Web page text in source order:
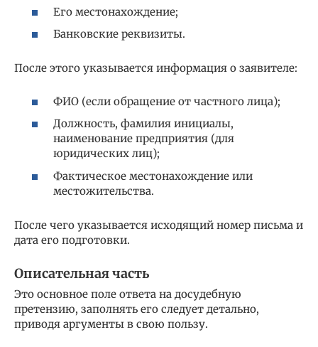
Его местонахождение;
Банковские реквизиты.
После этого указывается информация о заявителе:
ФИО (если обращение от частного лица);
Должность, фамилия инициалы,
наименование предприятия (для
юридических лиц);
Фактическое местонахождение или
местожительства.
После чего указывается исходящий номер письма и
дата его подготовки.
Описательная часть
Это основное поле ответа на досудебную
претензию, заполнять его следует детально,
приводя аргументы в свою пользу.